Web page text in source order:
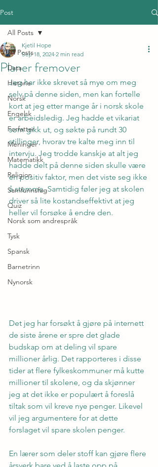
Post
All Posts
Data
Historie
Norsk
Engelsk
Forfatter
Meninger
Matematikk
Religion
Samfunnsfag
Quiz
Norsk som andrespråk
Tysk
Spansk
Barnetrinn
Nynorsk
All Posts
Planer fremover
Kjetil Hope
Sep 18, 2024 2 min read
Jeg har ikke skrevet så mye om meg
selv på denne siden, men kan fortelle
kort at jeg etter mange år i norsk skole
er arbeidsledig. Jeg hadde et vikariat
som gikk ut, og søkte på rundt 30
stillinger, hvorav tre kalte meg inn til
intervju. Jeg trodde kanskje at alt jeg
hadde delt på denne siden skulle være
en positiv faktor, men det viste seg ikke
å stemme. Samtidig føler jeg at skolen
driver så lite kostandseffektivt at jeg
heller vil forsøke å endre den.
Det jeg har forsøkt å gjøre på internett
de siste årene er spre det glade
budskap om at deling vil spare
millioner årlig. Det rapporteres i disse
tider at flere fylkeskommuner må kutte
millioner til skolene, og da skjønner
jeg at det ikke er populært å foreslå
tiltak som vil kreve nye penger. Likevel
vil jeg argumentere for at dette
forslaget vil spare skolen penger.
En lærer som deler stoff kan gjøre flere